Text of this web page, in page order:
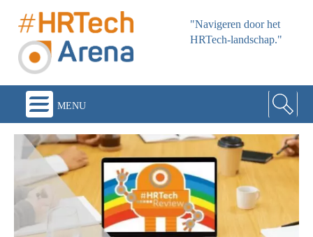
"Navigeren door het
HRTech-landschap."
menu